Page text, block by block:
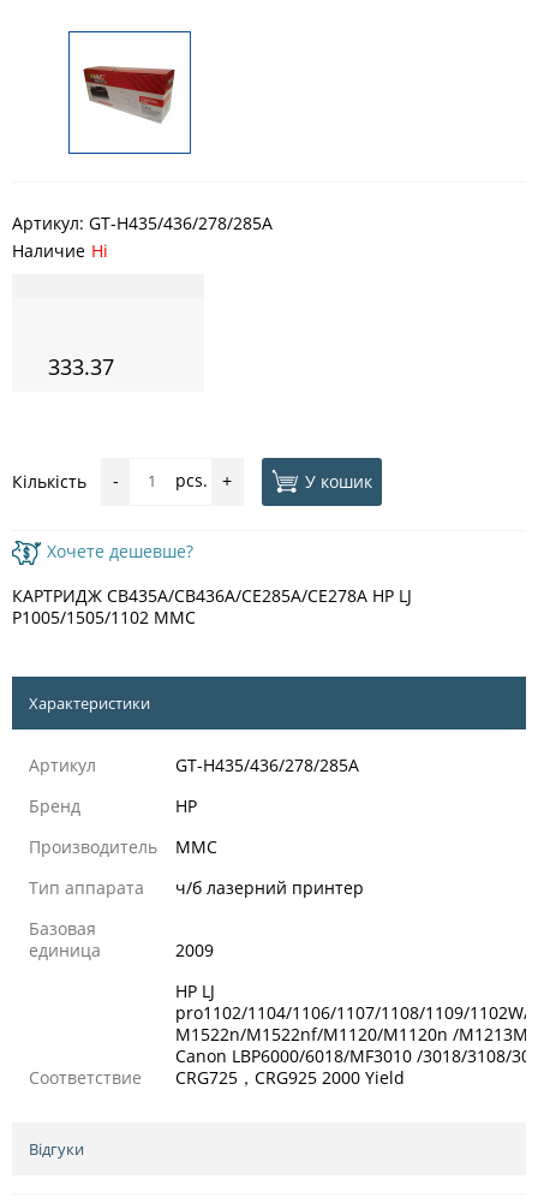
Артикул: GT-H435/436/278/285A
Наличие Ні
333.37
Кількість - pcs. + У кошик
Хочете дешевше?
КАРТРИДЖ CB435A/CB436A/CE285A/CE278A HP LJ
P1005/1505/1102 MMC
Характеристики
Артикул
GT-H435/436/278/285A
Бренд
HP
Производитель
MMC
Тип аппарата
ч/б лазерний принтер
Базовая
единица
2009
Соответствие
HP LJ
pro1102/1104/1106/1107/1108/1109/1102W/
M1522n/M1522nf/M1120/M1120n /
Canon LBP6000/6018/MF3010 /3018/3108/
CRG725，CRG925 2000 Yield
Відгуки